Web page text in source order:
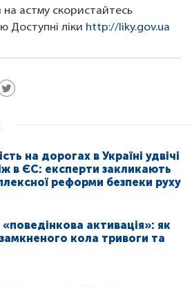
на астму скористайтесь
Доступні ліки http://liky.gov.ua
на дорогах в Україні удвічі
в ЄС: експерти закликають
реформи безпеки руху
«поведінкова активація»: як
кола тривоги та